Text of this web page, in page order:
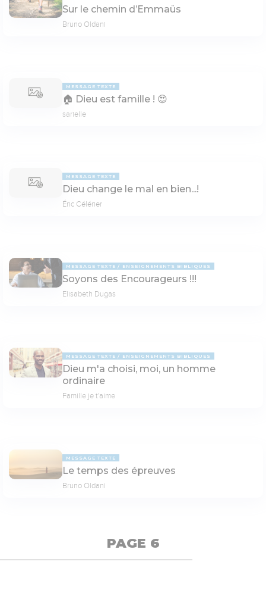
Sur le chemin d’Emmaüs
Bruno Oldani
MESSAGE TEXTE
🏠 Dieu est famille ! 😍
sarielle
MESSAGE TEXTE
Dieu change le mal en bien...!
Éric Célérier
MESSAGE TEXTE ENSEIGNEMENTS BIBLIQUES
Soyons des Encourageurs !!!
Elisabeth Dugas
MESSAGE TEXTE ENSEIGNEMENTS BIBLIQUES
Dieu m'a choisi, moi, un homme
ordinaire
Famille je t'aime
MESSAGE TEXTE
Le temps des épreuves
Bruno Oldani
PAGE 6